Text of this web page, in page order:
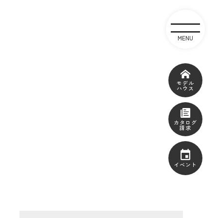
モデル
ハウス
カタログ
請求
イベント